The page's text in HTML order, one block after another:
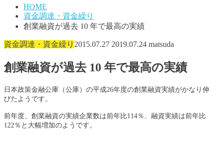
HOME
資金調達・資金繰り
創業融資が過去 10 年で最高の実績
資金調達・資金繰り 2015.07.27 2019.07.24 matsuda
創業融資が過去 10 年で最高の実績
日本政策金融公庫（公庫）の平成26年度の創業融資実績がかなり伸
びたようです。
前年度、創業融資の実績企業数は前年比114％、融資実績は前年比
122％と大幅増加のようです。